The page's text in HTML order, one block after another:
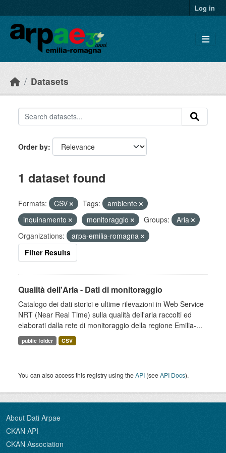
Log in
Datasets
Order by
1 dataset found
Formats: CSV Tags:
ambiente
inquinamento
monitoraggio Groups:
Aria
Organizations:
arpa-emilia-romagna
Filter Results
Qualità dell'Aria - Dati di monitoraggio
Catalogo dei dati storici e ultime rilevazioni in Web Service
NRT (Near Real Time) sulla qualità dell'aria raccolti ed
elaborati dalla rete di monitoraggio della regione Emilia-...
public folder CSV
You can also access this registry using theAPI (seeAPI Docs).
About Dati Arpae
CKAN API
CKAN Association